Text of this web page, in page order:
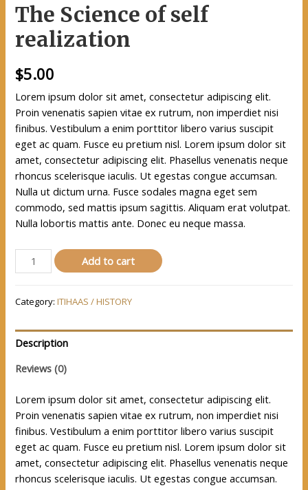
The Science of self
realization
$5.00
Lorem ipsum dolor sit amet, consectetur adipiscing elit.
Proin venenatis sapien vitae ex rutrum, non imperdiet nisi
finibus. Vestibulum a enim porttitor libero varius suscipit
eget ac quam. Fusce eu pretium nisl. Lorem ipsum dolor sit
amet, consectetur adipiscing elit. Phasellus venenatis neque
rhoncus scelerisque iaculis. Ut egestas congue accumsan.
Nulla ut dictum urna. Fusce sodales magna eget sem
commodo, sed mattis ipsum sagittis. Aliquam erat volutpat.
Nulla lobortis mattis ante. Donec eu neque massa.
Add to cart
Category:ITIHAAS / HISTORY
Description
Reviews (0)
Lorem ipsum dolor sit amet, consectetur adipiscing elit.
Proin venenatis sapien vitae ex rutrum, non imperdiet nisi
finibus. Vestibulum a enim porttitor libero varius suscipit
eget ac quam. Fusce eu pretium nisl. Lorem ipsum dolor sit
amet, consectetur adipiscing elit. Phasellus venenatis neque
rhoncus scelerisque iaculis. Ut egestas congue accumsan.